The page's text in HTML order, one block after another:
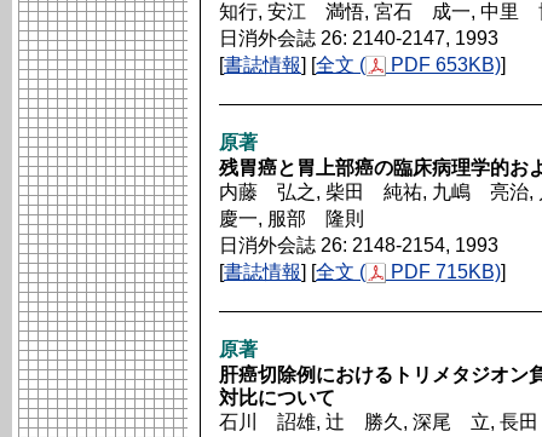
知行, 安江 満悟, 宮石 成一, 中里
日消外会誌 26: 2140-2147, 1993
[書誌情報] [全文 ( PDF 653KB)]
原著
残胃癌と胃上部癌の臨床病理学的お
内藤 弘之, 柴田 純祐, 九嶋 亮
慶一, 服部 隆則
日消外会誌 26: 2148-2154, 1993
[書誌情報] [全文 ( PDF 715KB)]
原著
肝癌切除例におけるトリメタジオン
対比について
石川 詔雄, 辻 勝久, 深尾 立, 長